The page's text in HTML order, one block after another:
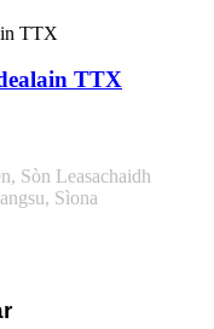
TTX
Sòn Leasachaidh
Sìona